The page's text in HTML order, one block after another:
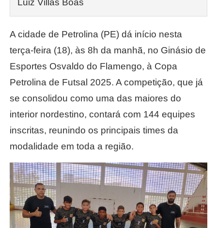
A cidade de Petrolina (PE) dá início nesta
terça-feira (18), às 8h da manhã, no Ginásio de
Esportes Osvaldo do Flamengo, à Copa
Petrolina de Futsal 2025. A competição, que já
se consolidou como uma das maiores do
interior nordestino, contará com 144 equipes
inscritas, reunindo os principais times da
modalidade em toda a região.